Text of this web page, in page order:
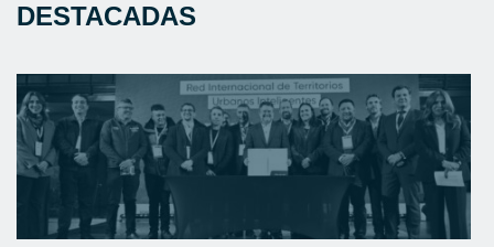
DESTACADAS